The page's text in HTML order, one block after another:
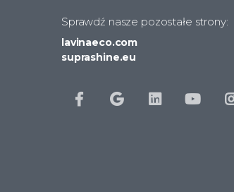
Sprawdź nasze pozostałe strony:
lavinaeco.com
suprashine.eu